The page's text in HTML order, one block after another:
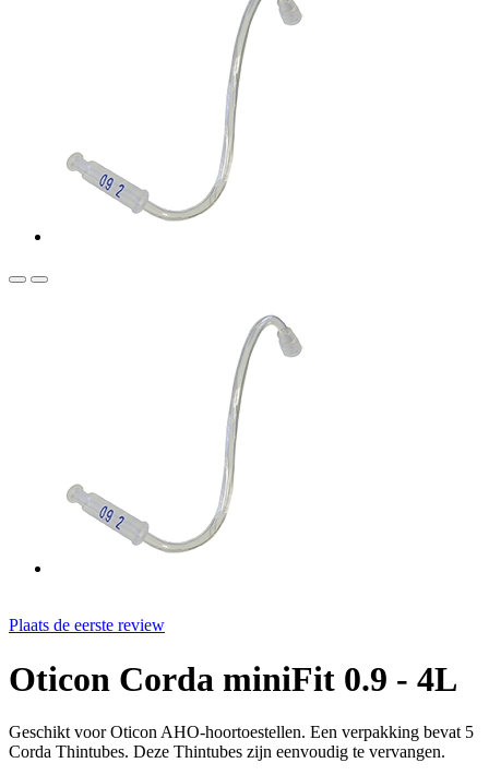
Plaats de eerste review
Oticon Corda miniFit 0.9 - 4L
Geschikt voor Oticon AHO-hoortoestellen. Een verpakking bevat 5
Corda Thintubes. Deze Thintubes zijn eenvoudig te vervangen.